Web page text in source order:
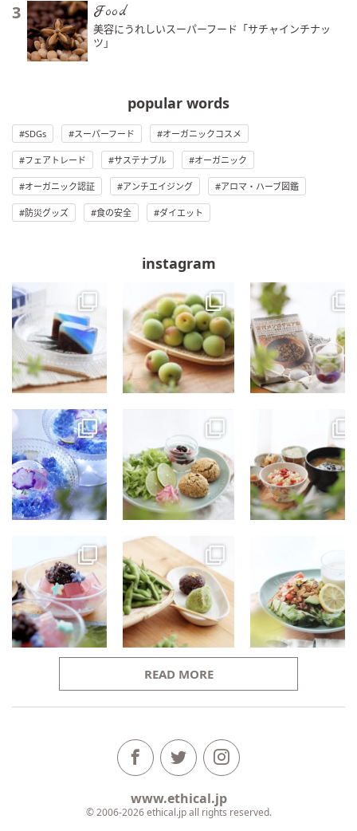
3 Food
美容にうれしいスーパーフード「サチャインチナッ
ツ」
popular words
SDGs スーパーフード オーガニックコスメ
フェアトレード サステナブル オーガニック
オーガニック認証 アンチエイジング アロマ・ハーブ図鑑
防災グッズ 食の安全 ダイエット
instagram
READ MORE
www.ethical.jp
© 2006-2026 ethical.jp all rights reserved.